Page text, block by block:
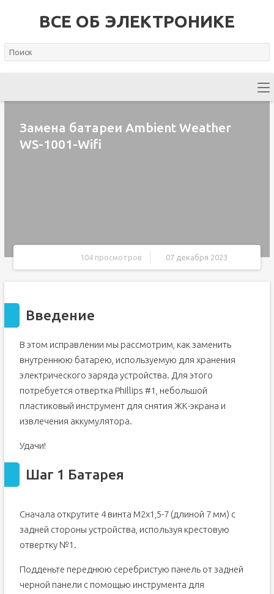
ВСЕ ОБ ЭЛЕКТРОНИКЕ
Замена батареи Ambient Weather
WS-1001-Wifi
104 просмотров 07 декабря 2023
Введение
В этом исправлении мы рассмотрим, как заменить
внутреннюю батарею, используемую для хранения
электрического заряда устройства. Для этого
потребуется отвертка Phillips #1, небольшой
пластиковый инструмент для снятия ЖК-экрана и
извлечения аккумулятора.
Удачи!
Шаг 1 Батарея
Сначала открутите 4 винта M2x1,5-7 (длиной 7 мм) с
задней стороны устройства, используя крестовую
отвертку №1.
Подденьте переднюю серебристую панель от задней
черной панели с помощью инструмента для